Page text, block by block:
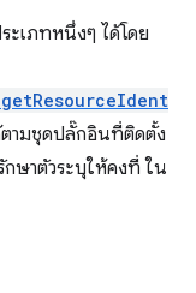
ะเภทหนึ่งๆ ได้โดย
ตามชุดปลั๊กอินที่ติดตั้ง
ษาตัวระบุให้คงที่ ใน